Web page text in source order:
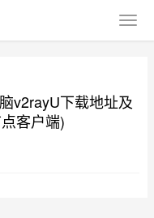
v2rayU下载地址及
客户端)